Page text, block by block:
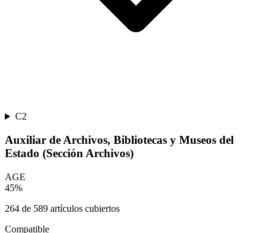
C2
Auxiliar de Archivos, Bibliotecas y Museos del
Estado (Sección Archivos)
AGE
45%
264 de 589 artículos cubiertos
Compatible